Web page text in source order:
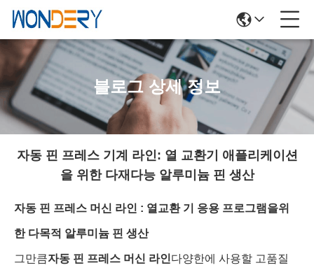
블로그 상세 정보
자동 핀 프레스 기계 라인: 열 교환기 애플리케이션
을 위한 다재다능 알루미늄 핀 생산
자동 핀 프레스 머신 라인 : 열교환 기 응용 프로그램을위
한 다목적 알루미늄 핀 생산
그만큼자동 핀 프레스 머신 라인다양한에 사용할 고품질